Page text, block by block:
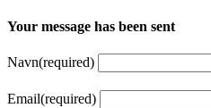
Your message has been sent
Navn(required)
Email(required)